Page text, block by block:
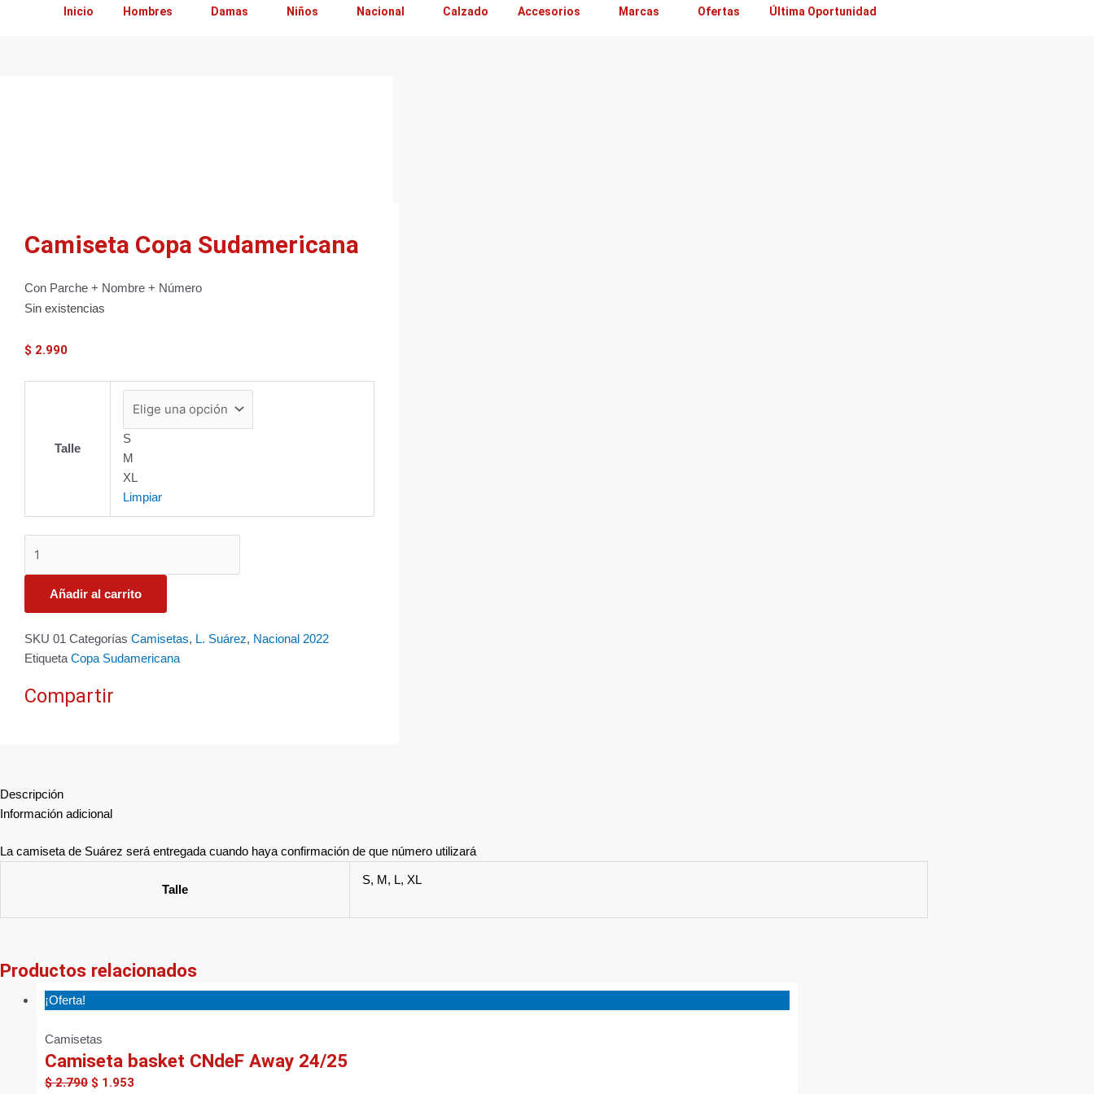
Inicio Hombres Damas Niños Nacional Calzado Accesorios Marcas Ofertas Última Oportunidad
Camiseta Copa Sudamericana
Con Parche + Nombre + Número
Sin existencias
$ 2.990
Talle
S
M
XL
Limpiar
Añadir al carrito
SKU 01 Categorías Camisetas, L. Suárez, Nacional 2022
Etiqueta Copa Sudamericana
Compartir
Descripción
Información adicional
La camiseta de Suárez será entregada cuando haya confirmación de que número utilizará
Talle
S, M, L, XL
Productos relacionados
¡Oferta!
Camisetas
Camiseta basket CNdeF Away 24/25
$2.790 $ 1.953